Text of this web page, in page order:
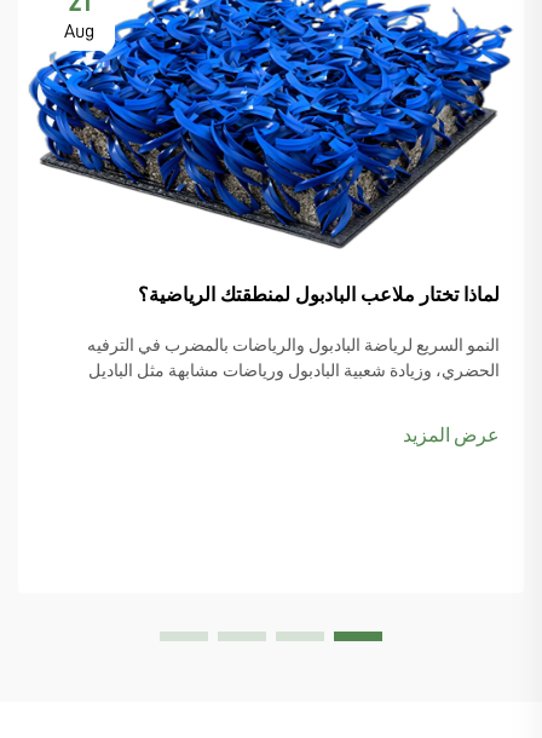
Aug
لماذا تختار ملاعب البادبول لمنطقتك الرياضية؟
النمو السريع لرياضة البادبول والرياضات بالمضرب في الترفيه
الحضري، وزيادة شعبية البادبول ورياضات مشابهة مثل الباديل
عرض المزيد